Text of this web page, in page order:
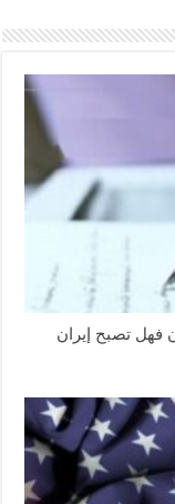
فهل تصبح إيران